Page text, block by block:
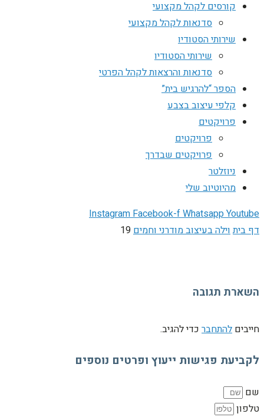
קורסים לקהל מקצועי
סדנאות לקהל מקצועי
שירותי הסטודיו
שירותי הסטודיו
סדנאות והרצאות לקהל הפרטי
הספר “להרגיש בית”
קלפי עיצוב בצבע
פרויקטים
פרויקטים
פרויקטים שבדרך
ניוזלטר
מהיוטיוב שלי
InstagramFacebook-fWhatsappYoutube
דף ביתוילה בעיצוב מודרני וחמים19
השארת תגובה
חייבים להתחבר כדי להגיב.
לקביעת פגישות ייעוץ ופרטים נוספים
שם
טלפון